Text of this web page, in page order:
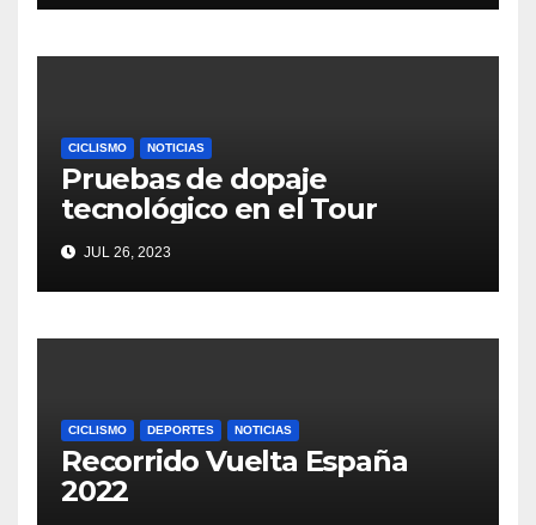
CICLISMO NOTICIAS
Pruebas de dopaje
tecnológico en el Tour
JUL 26, 2023
CICLISMO DEPORTES NOTICIAS
Recorrido Vuelta España
2022